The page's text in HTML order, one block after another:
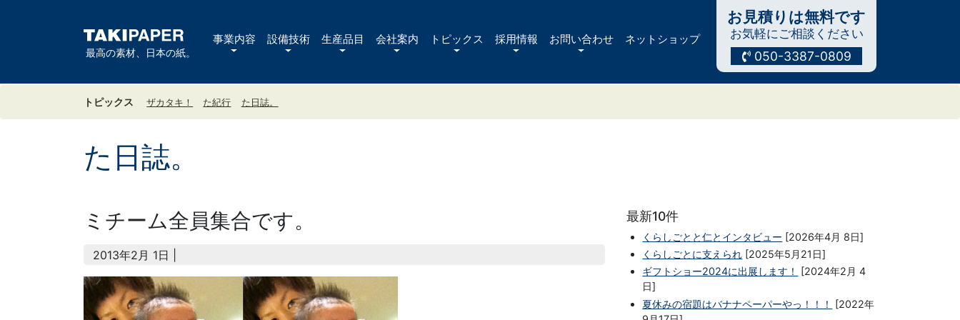
最高の素材、日本の紙。
事業内容 設備技術 生産品目 会社案内 トピックス 採用情報 お問い合わせ ネットショップ
お見積りは無料です
お気軽にご相談ください
050-3387-0809
トピックス ザカタキ！ た紀行 た日誌。
た日誌。
ミチーム全員集合です。
2013年2月 1日 |
最新10件
くらしごとと仁とインタビュー [2026年4月 8日]
くらしごとに支えられ [2025年5月21日]
ギフトショー2024に出展します！
[2024年2月 4
日]
夏休みの宿題はバナナペーパーやっ！！！
[2022年